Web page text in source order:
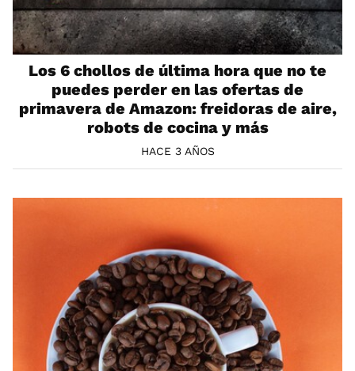
Los 6 chollos de última hora que no te
puedes perder en las ofertas de
primavera de Amazon: freidoras de aire,
robots de cocina y más
HACE 3 AÑOS